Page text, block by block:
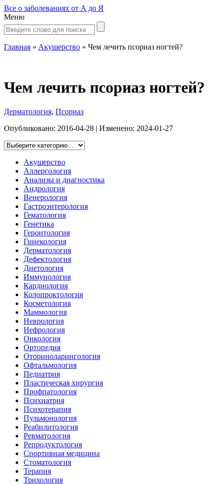
Все о заболеваниях от А до Я
Меню
Главная » Акушерство » Чем лечить псориаз ногтей?
Чем лечить псориаз ногтей?
Дерматология, Псориаз
Опубликовано: 2016-04-28 | Изменено: 2024-01-27
Акушерство
Аллергология
Анализы и диагностика
Андрология
Венерология
Гастроэнтерология
Гематология
Генетика
Геронтология
Гинекология
Дерматология
Дефектология
Диетология
Иммунология
Кардиология
Колопроктология
Косметология
Маммология
Неврология
Нефрология
Онкология
Ортопедия
Оториноларингология
Офтальмология
Педиатрия
Пластическая хирургия
Профпатология
Психиатрия
Психотерапия
Пульмонология
Реабилитология
Ревматология
Репродуктология
Спортивная медицина
Стоматология
Терапия
Трихология